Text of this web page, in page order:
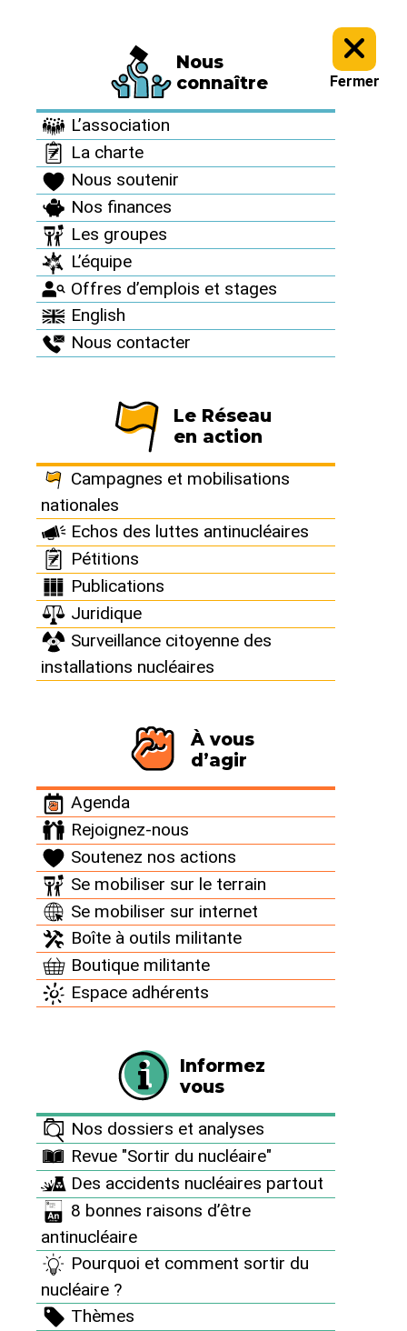
Nous
connaître
L’association
La charte
Nous soutenir
Nos finances
Les groupes
L’équipe
Offres d’emplois et stages
English
Nous contacter
Le Réseau
en action
Campagnes et mobilisations
nationales
Echos des luttes antinucléaires
Pétitions
Publications
Juridique
Surveillance citoyenne des
installations nucléaires
À vous
d’agir
Agenda
Rejoignez-nous
Soutenez nos actions
Se mobiliser sur le terrain
Se mobiliser sur internet
Boîte à outils militante
Boutique militante
Espace adhérents
Informez
vous
Nos dossiers et analyses
Revue "Sortir du nucléaire"
Des accidents nucléaires partout
8 bonnes raisons d’être
antinucléaire
Pourquoi et comment sortir du
nucléaire ?
Thèmes
Fermer
Informez vous > Thèmes >
Projets nucléaires
<< Projets et sites nucléaires
Nos dossiers et analyses
Victoire ! La justice donne raison à
sortir du nucléaire Bugey contre le
projet d’EPR2
Sortir du nucléaire n°107
HARO SUR ORANO !
Face au nucléaire, protégeons nos terres !
La Gare de Luméville se prépare à
l’occupation
Face au nucléaire, protégeons nos terres !
EPR2 au Bugey
À Penly, le bulldozer est En Marche...